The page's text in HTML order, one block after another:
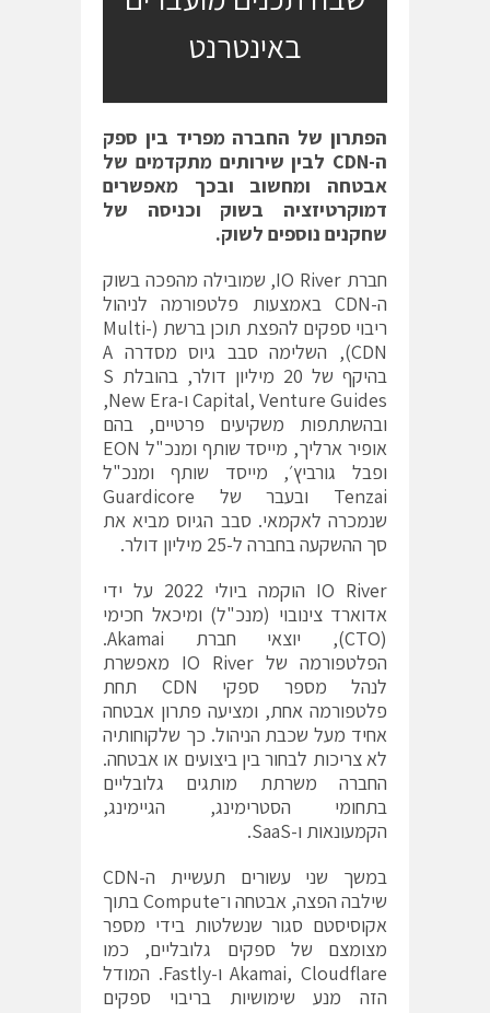
באינטרנט
הפתרון של החברה מפריד בין ספק
ה-CDN לבין שירותים מתקדמים של
אבטחה ומחשוב ובכך מאפשרים
דמוקרטיזציה בשוק וכניסה של
שחקנים נוספים לשוק.
חברת IO River, שמובילה מהפכה בשוק
ה-CDN באמצעות פלטפורמה לניהול
ריבוי ספקים להפצת תוכן ברשת (Multi-
CDN), השלימה סבב גיוס מסדרה A
בהיקף של 20 מיליון דולר, בהובלת S
Capital, Venture Guides ו-New Era,
ובהשתתפות משקיעים פרטיים, בהם
אופיר ארליך, מייסד שותף ומנכ"ל EON
ופבל גורביץ׳, מייסד שותף ומנכ"ל
Tenzai ובעבר של Guardicore
שנמכרה לאקמאי. סבב הגיוס מביא את
סך ההשקעה בחברה ל-25 מיליון דולר.
IO River הוקמה ביולי 2022 על ידי
אדוארד צינובוי (מנכ"ל) ומיכאל חכימי
(CTO), יוצאי חברת Akamai.
הפלטפורמה של IO River מאפשרת
לנהל מספר ספקי CDN תחת
פלטפורמה אחת, ומציעה פתרון אבטחה
אחיד מעל שכבת הניהול. כך שלקוחותיה
לא צריכות לבחור בין ביצועים או אבטחה.
החברה משרתת מותגים גלובליים
בתחומי הסטרימינג, הגיימינג,
הקמעונאות ו-SaaS.
במשך שני עשורים תעשיית ה-CDN
שילבה הפצה, אבטחה ו־Compute בתוך
אקוסיסטם סגור שנשלטות בידי מספר
מצומצם של ספקים גלובליים, כמו
Akamai, Cloudflare ו-Fastly. המודל
הזה מנע שימושיות בריבוי ספקים